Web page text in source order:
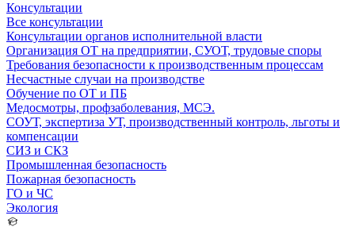
Консультации
Все консультации
Консультации органов исполнительной власти
Организация ОТ на предприятии, СУОТ, трудовые споры
Требования безопасности к производственным процессам
Несчастные случаи на производстве
Обучение по ОТ и ПБ
Медосмотры, профзаболевания, МСЭ.
СОУТ, экспертиза УТ, производственный контроль, льготы и
компенсации
СИЗ и СКЗ
Промышленная безопасность
Пожарная безопасность
ГО и ЧС
Экология